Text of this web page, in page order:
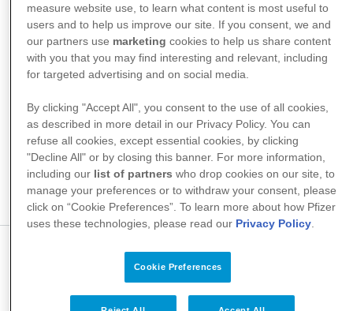
Wie sie lebt
Die Zecke macht - bis sie vollständig ausgewachsen ist -
drei Phasen durch. Sie entwickelt sich von der Larve über
die Nymphe zur erwachsenen Zecke. Dabei braucht sie für
jeden Entwicklungsschritt eine Blutmahlzeit.
Die Zecke entwickelt sich von der Larve über die Nymphe
zur erwachsenen Zecke.
Wo sie lebt
measure website use, to learn what content is most useful to
users and to help us improve our site. If you consent, we and
our partners use marketing cookies to help us share content
with you that you may find interesting and relevant, including
for targeted advertising and on social media.
By clicking "Accept All", you consent to the use of all cookies,
as described in more detail in our Privacy Policy. You can
refuse all cookies, except essential cookies, by clicking
"Decline All" or by closing this banner. For more information,
including our list of partners who drop cookies on our site, to
manage your preferences or to withdraw your consent, please
click on “Cookie Preferences”. To learn more about how Pfizer
uses these technologies, please read our Privacy Policy.
Cookie Preferences